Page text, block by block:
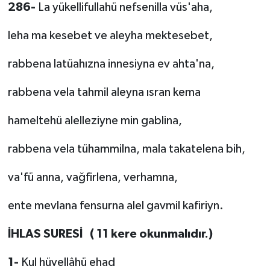
286- La yükellifullahü nefsenilla vüs'aha,
leha ma kesebet ve aleyha mektesebet,
rabbena latüahızna innesiyna ev ahta'na,
rabbena vela tahmil aleyna ısran kema
hameltehü alelleziyne min gablina,
rabbena vela tühammilna, mala takatelena bih,
va'fü anna, vağfirlena, verhamna,
ente mevlana fensurna alel gavmil kafiriyn.
İHLAS SURESİ ( 11 kere okunmalıdır.)
1- Kul hüvellâhü ehad